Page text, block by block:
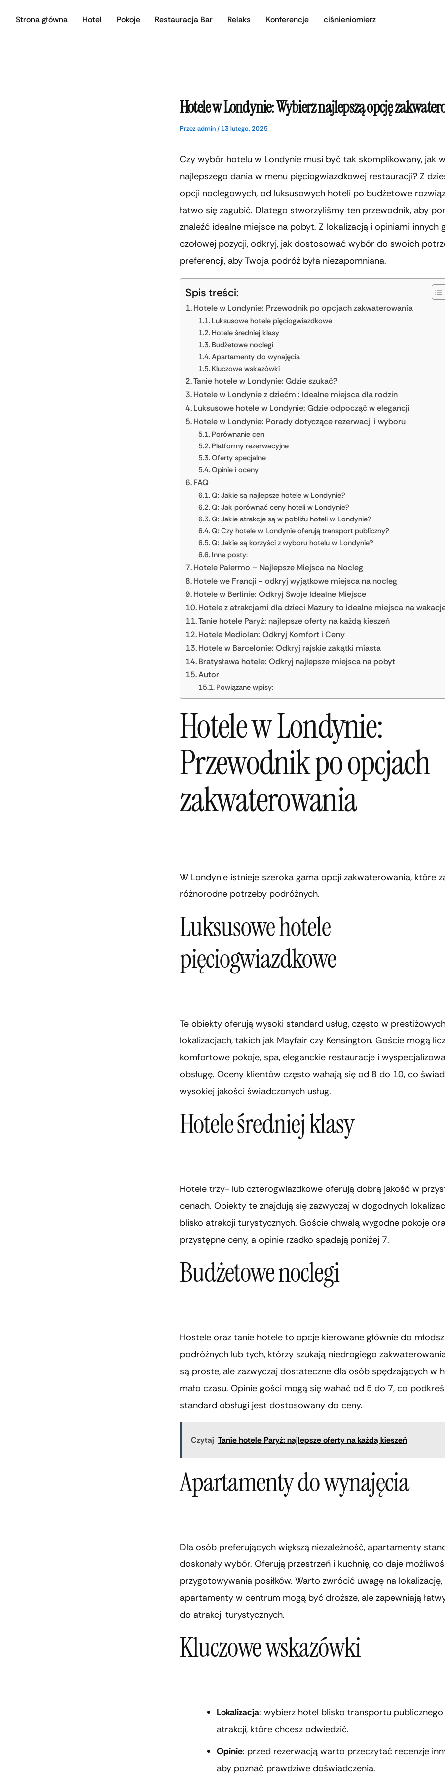
Strona główna Hotel Pokoje Restauracja Bar Relaks Konferencje ciśnieniomierz
Hotele w Londynie: Wybierz najlepszą opcję
Przezadmin/ 13 lutego, 2025
Czy wybór hotelu w Londynie musi być tak skomplikowany, jak
najlepszego dania w menu pięciogwiazdkowej restauracji? Z
opcji noclegowych, od luksusowych hoteli po budżetowe
łatwo się zagubić. Dlatego stworzyliśmy ten przewodnik, aby
znaleźć idealne miejsce na pobyt. Z lokalizacją i opiniami innych
czołowej pozycji, odkryj, jak dostosować wybór do swoich
preferencji, aby Twoja podróż była niezapomniana.
Spis treści:
Hotele w Londynie: Przewodnik po opcjach zakwaterowania
Luksusowe hotele pięciogwiazdkowe
Hotele średniej klasy
Budżetowe noclegi
Apartamenty do wynajęcia
Kluczowe wskazówki
Tanie hotele w Londynie: Gdzie szukać?
Hotele w Londynie z dziećmi: Idealne miejsca dla rodzin
Luksusowe hotele w Londynie: Gdzie odpocząć w elegancji
Hotele w Londynie: Porady dotyczące rezerwacji i wyboru
Porównanie cen
Platformy rezerwacyjne
Oferty specjalne
Opinie i oceny
FAQ
Q: Jakie są najlepsze hotele w Londynie?
Q: Jak porównać ceny hoteli w Londynie?
Q: Jakie atrakcje są w pobliżu hoteli w Londynie?
Q: Czy hotele w Londynie oferują transport publiczny?
Q: Jakie są korzyści z wyboru hotelu w Londynie?
Inne posty:
Hotele Palermo – Najlepsze Miejsca na Nocleg
Hotele we Francji - odkryj wyjątkowe miejsca na nocleg
Hotele w Berlinie: Odkryj Swoje Idealne Miejsce
Hotele z atrakcjami dla dzieci Mazury to idealne miejsca na
Tanie hotele Paryż: najlepsze oferty na każdą kieszeń
Hotele Mediolan: Odkryj Komfort i Ceny
Hotele w Barcelonie: Odkryj rajskie zakątki miasta
Bratysława hotele: Odkryj najlepsze miejsca na pobyt
Autor
Powiązane wpisy:
Hotele w Londynie:
Przewodnik po opcjach
zakwaterowania
W Londynie istnieje szeroka gama opcji zakwaterowania, które
różnorodne potrzeby podróżnych.
Luksusowe hotele
pięciogwiazdkowe
Te obiekty oferują wysoki standard usług, często w prestiżowych
lokalizacjach, takich jak Mayfair czy Kensington. Goście mogą
komfortowe pokoje, spa, eleganckie restauracje i
obsługę. Oceny klientów często wahają się od 8 do 10, co
wysokiej jakości świadczonych usług.
Hotele średniej klasy
Hotele trzy- lub czterogwiazdkowe oferują dobrą jakość w
cenach. Obiekty te znajdują się zazwyczaj w dogodnych
blisko atrakcji turystycznych. Goście chwalą wygodne pokoje
przystępne ceny, a opinie rzadko spadają poniżej 7.
Budżetowe noclegi
Hostele oraz tanie hotele to opcje kierowane głównie do
podróżnych lub tych, którzy szukają niedrogiego
są proste, ale zazwyczaj dostateczne dla osób spędzających w
mało czasu. Opinie gości mogą się wahać od 5 do 7, co
standard obsługi jest dostosowany do ceny.
Czytaj Tanie hotele Paryż: najlepsze oferty na każdą kieszeń
Apartamenty do wynajęcia
Dla osób preferujących większą niezależność, apartamenty
doskonały wybór. Oferują przestrzeń i kuchnię, co daje
przygotowywania posiłków. Warto zwrócić uwagę na
apartamenty w centrum mogą być droższe, ale zapewniają
do atrakcji turystycznych.
Kluczowe wskazówki
Lokalizacja: wybierz hotel blisko transportu
atrakcji, które chcesz odwiedzić.
Opinie: przed rezerwacją warto przeczytać recenzje
aby poznać prawdziwe doświadczenia.